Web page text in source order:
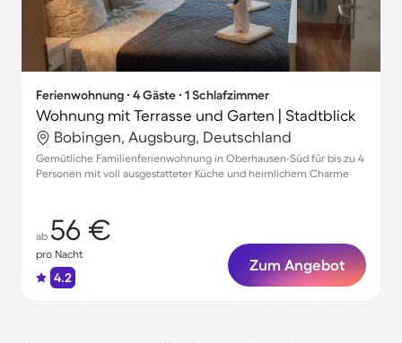
Ferienwohnung ∙ 4 Gäste ∙ 1 Schlafzimmer
Wohnung mit Terrasse und Garten | Stadtblick
Bobingen, Augsburg, Deutschland
Gemütliche Familienferienwohnung in Oberhausen-Süd für bis zu 4
Personen mit voll ausgestatteter Küche und heimlichem Charme
ab 56 €
pro Nacht
4.2
Zum Angebot